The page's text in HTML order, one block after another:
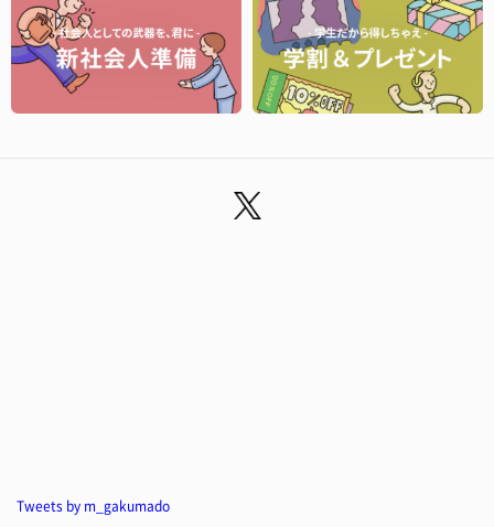
Tweets by m_gakumado